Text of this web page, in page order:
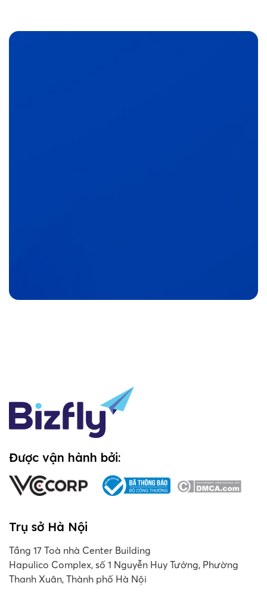
Được vận hành bởi:
Trụ sở Hà Nội
Tầng 17 Toà nhà Center Building
Hapulico Complex, số 1 Nguyễn Huy Tưởng, Phường
Thanh Xuân, Thành phố Hà Nội